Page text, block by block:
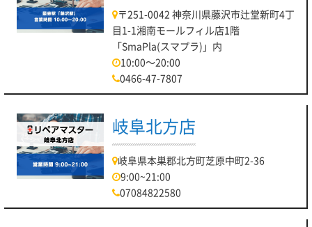
〒251-0042 神奈川県藤沢市辻堂新町4丁
目1-1湘南モールフィル店1階
「SmaPla(スマプラ)」内
10:00～20:00
0466-47-7807
岐阜北方店
岐阜県本巣郡北方町芝原中町2-36
9:00~21:00
07084822580